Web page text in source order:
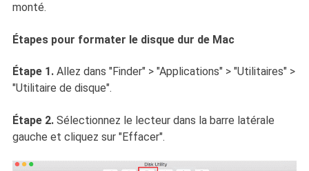
monté.
Étapes pour formater le disque dur de Mac
Étape 1.Allez dans "Finder" > "Applications" > "Utilitaires" >
"Utilitaire de disque".
Étape 2.Sélectionnez le lecteur dans la barre latérale
gauche et cliquez sur "Effacer".